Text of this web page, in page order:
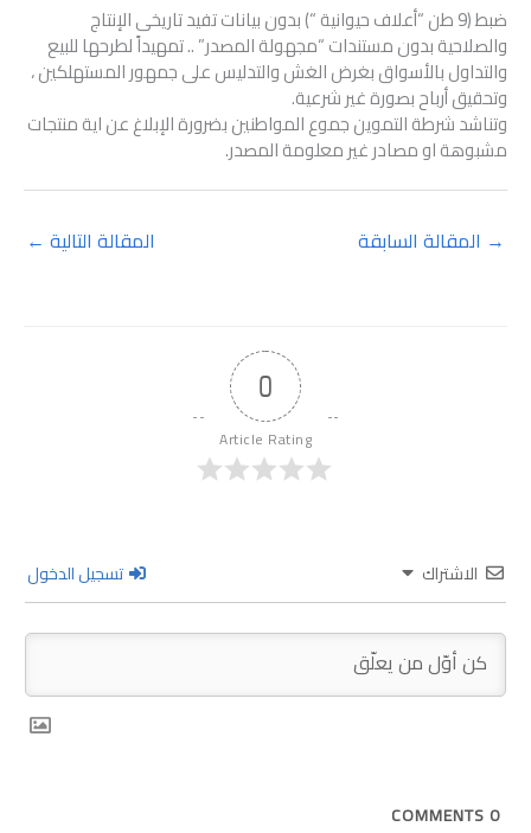
ضبط (9 طن “أعلاف حيوانية “) بدون بيانات تفيد تاريخى الإنتاج
والصلاحية بدون مستندات “مجهولة المصدر” .. تمهيداً لطرحها للبيع
والتداول بالأسواق بغرض الغش والتدليس على جمهور المستهلكين ،
وتحقيق أرباح بصورة غير شرعية.
وتناشد شرطة التموين جموع المواطنين بضرورة الإبلاغ عن اية منتجات
مشبوهة او مصادر غير معلومة المصدر.
→ المقالة السابقة المقالة التالية ←
0
Article Rating
الاشتراك تسجيل الدخول
0